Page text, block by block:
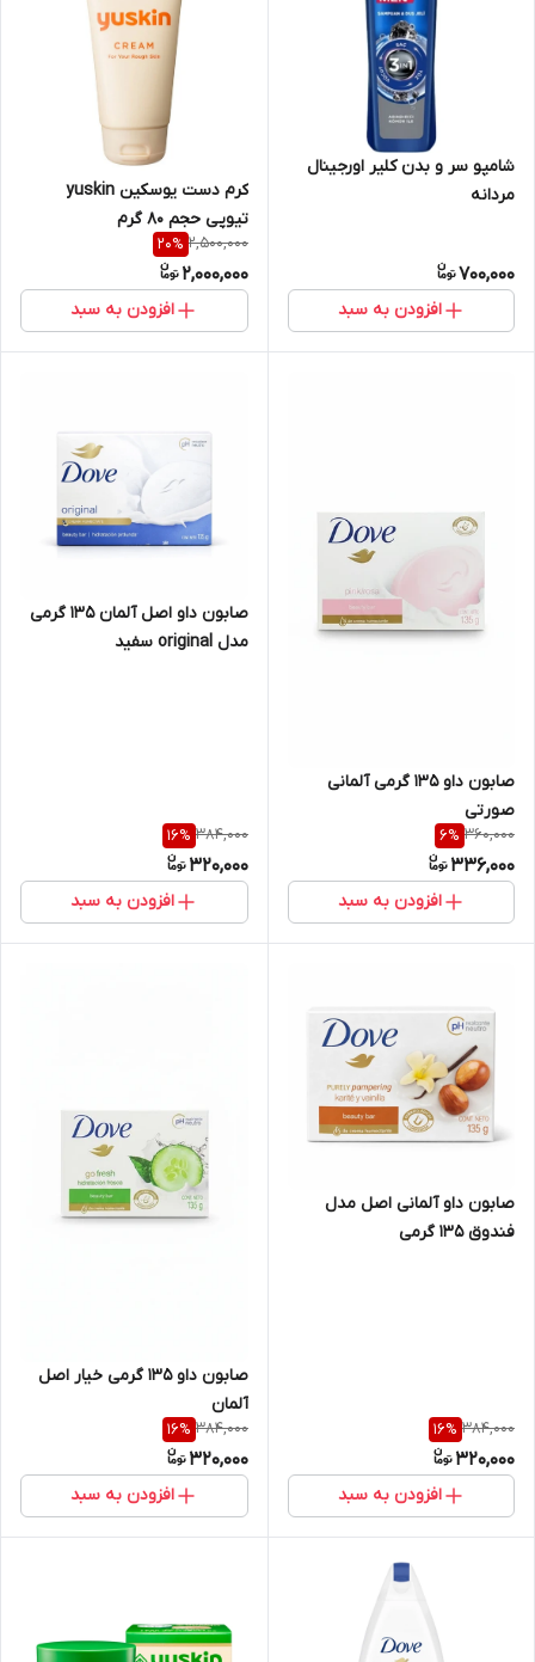
شامپو سر و بدن کلیر اورجینال
مردانه
700,000
افزودن به سبد
کرم دست یوسکین yuskin
تیوپی حجم ۸۰ گرم
2,500,000
20%
2,000,000
افزودن به سبد
صابون داو ۱۳۵ گرمی آلمانی
صورتی
360,000
6%
336,000
افزودن به سبد
صابون داو اصل آلمان ۱۳۵ گرمی
مدل original سفید
384,000
16%
320,000
افزودن به سبد
صابون داو آلمانی اصل مدل
فندوق ۱۳۵ گرمی
384,000
16%
320,000
افزودن به سبد
صابون داو ۱۳۵ گرمی خیار اصل
آلمان
384,000
16%
320,000
افزودن به سبد